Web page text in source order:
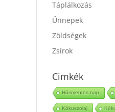
Szakember
Táplálkozás
Ünnepek
Zöldségek
Cimkék
Húsmentes nap